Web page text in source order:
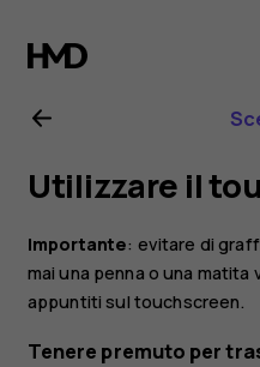
Manuale
d'uso
del
Nokia
G21
Utilizzare il
Importante: evitare di
mai una penna o una
appuntiti sul touchscreen.
Tenere premuto per